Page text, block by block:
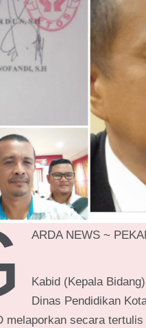
ARDA NEWS ~
Kabid (Kepala
Dinas Pendidikan
melaporkan secara